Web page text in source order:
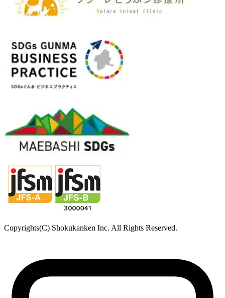
Copyrights(C) Shokukanken Inc. All Rights Reserved.